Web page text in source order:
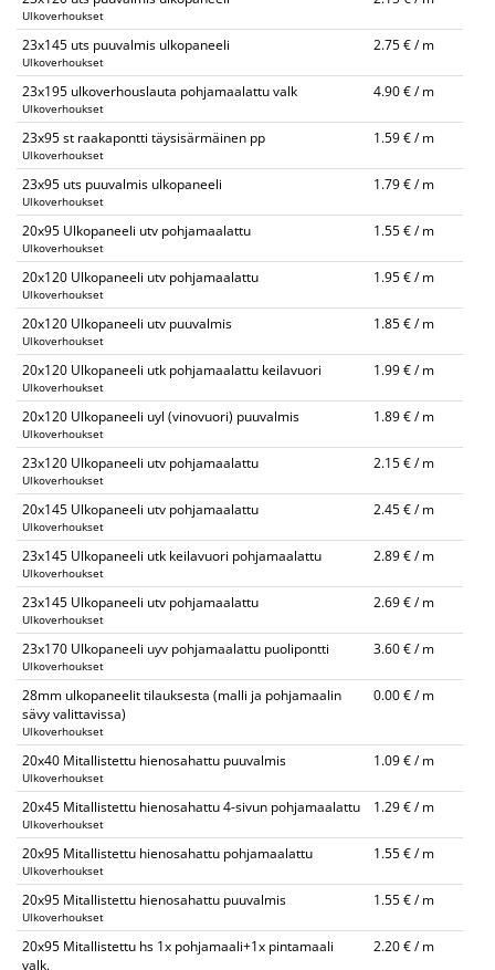
Ulkoverhoukset
23x145 uts puuvalmis ulkopaneeli
Ulkoverhoukset
2.75 € / m
23x195 ulkoverhouslauta pohjamaalattu valk
Ulkoverhoukset
4.90 € / m
23x95 st raakapontti täysisärmäinen pp
Ulkoverhoukset
1.59 € / m
23x95 uts puuvalmis ulkopaneeli
Ulkoverhoukset
1.79 € / m
20x95 Ulkopaneeli utv pohjamaalattu
Ulkoverhoukset
1.55 € / m
20x120 Ulkopaneeli utv pohjamaalattu
Ulkoverhoukset
1.95 € / m
20x120 Ulkopaneeli utv puuvalmis
Ulkoverhoukset
1.85 € / m
20x120 Ulkopaneeli utk pohjamaalattu keilavuori
Ulkoverhoukset
1.99 € / m
20x120 Ulkopaneeli uyl (vinovuori) puuvalmis
Ulkoverhoukset
1.89 € / m
23x120 Ulkopaneeli utv pohjamaalattu
Ulkoverhoukset
2.15 € / m
20x145 Ulkopaneeli utv pohjamaalattu
Ulkoverhoukset
2.45 € / m
23x145 Ulkopaneeli utk keilavuori pohjamaalattu
Ulkoverhoukset
2.89 € / m
23x145 Ulkopaneeli utv pohjamaalattu
Ulkoverhoukset
2.69 € / m
23x170 Ulkopaneeli uyv pohjamaalattu puolipontti
Ulkoverhoukset
3.60 € / m
28mm ulkopaneelit tilauksesta (malli ja pohjamaalin
sävy valittavissa)
Ulkoverhoukset
0.00 € / m
20x40 Mitallistettu hienosahattu puuvalmis
Ulkoverhoukset
1.09 € / m
20x45 Mitallistettu hienosahattu 4-sivun pohjamaalattu
Ulkoverhoukset
1.29 € / m
20x95 Mitallistettu hienosahattu pohjamaalattu
Ulkoverhoukset
1.55 € / m
20x95 Mitallistettu hienosahattu puuvalmis
Ulkoverhoukset
1.55 € / m
20x95 Mitallistettu hs 1x pohjamaali+1x pintamaali
valk.
2.20 € / m